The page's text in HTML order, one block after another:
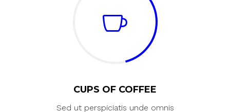
CUPS OF COFFEE
Sed ut perspiciatis unde omnis